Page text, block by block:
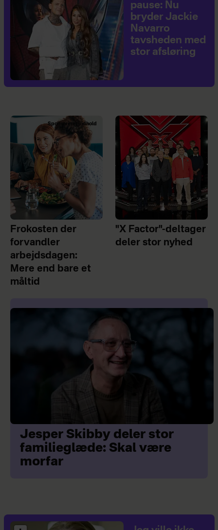
pause: Nu
bryder Jackie
Navarro
tavsheden med
stor afsløring
Sponsoreret indhold
Frokosten der
forvandler
arbejdsdagen:
Mere end bare et
måltid
"X Factor"-deltager
deler stor nyhed
Jesper Skibby deler stor
familieglæde: Skal være
morfar